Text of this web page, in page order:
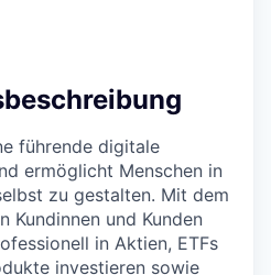
führende digitale
ermöglicht Menschen in
zu gestalten. Mit dem
Kundinnen und Kunden
in Aktien, ETFs
investieren sowie